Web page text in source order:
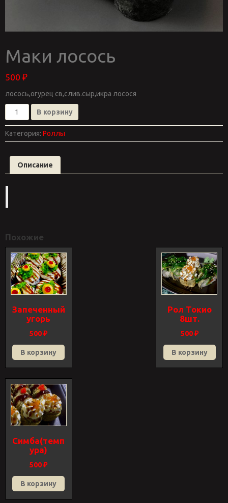
Маки лосось
500 ₽
лосось,огурец св,слив.сыр,икра лосося
Количество
товара
лосось
В корзину
Категория: Роллы
Описание
Похожие
Запеченный
угорь
500₽
В корзину
Рол Токио
8шт.
500₽
В корзину
Симба(темп
ура)
500₽
В корзину